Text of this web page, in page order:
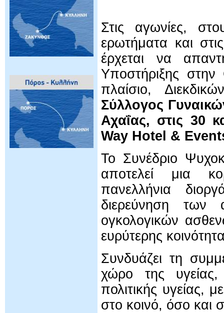
Στις αγωνίες,
ερωτήματα και
έρχεται να
Υποστήριξης
πλαίσιο,
Σύλλογος
Αχαΐας, στις 30
Way Hotel &
Το Συνέδριο
αποτελεί μια
πανελλήνια
διερεύνηση των
ογκολογικών
ευρύτερης
Συνδυάζει τη
χώρο της υγείας,
πολιτικής υγείας,
στο κοινό, όσο και